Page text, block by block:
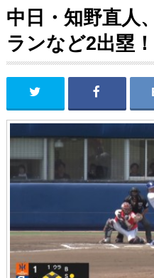
中日・知野直人
ランなど2出塁！